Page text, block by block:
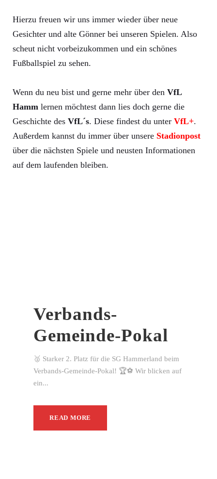
Hierzu freuen wir uns immer wieder über neue
Gesichter und alte Gönner bei unseren Spielen. Also
scheut nicht vorbeizukommen und ein schönes
Fußballspiel zu sehen.
Wenn du neu bist und gerne mehr über den VfL
Hamm lernen möchtest dann lies doch gerne die
Geschichte des VfL´s. Diese findest du unter VfL+.
Außerdem kannst du immer über unsere Stadionpost
über die nächsten Spiele und neusten Informationen
auf dem laufenden bleiben.
Verbands-
Gemeinde-Pokal
🥈 Starker 2. Platz für die SG Hammerland beim
Verbands-Gemeinde-Pokal! 🏆⚽ Wir blicken auf
ein...
READ MORE